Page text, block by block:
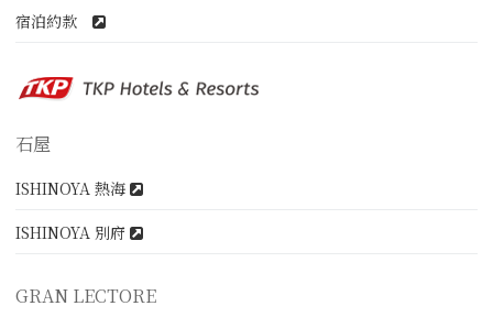
宿泊約款
石屋
ISHINOYA 熱海
ISHINOYA 別府
GRAN LECTORE